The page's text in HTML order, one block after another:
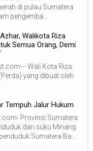
di pulau Sumatera
pengemba...
Walikota Riza
Semua Orang, Demi
Wali Kota Riza
yang dibuat oleh
Tempuh Jalur Hukum
Provinsi Sumatera
dari suku Minang.
Sumatera Ba...